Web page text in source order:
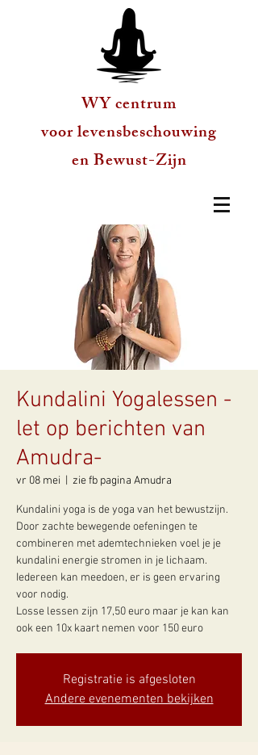
WY centrum
voor levensbeschouwing
en Bewust-Zijn
Kundalini Yogalessen -
let op berichten van
Amudra-
vr 08 mei zie fb pagina Amudra
Kundalini yoga is de yoga van het bewustzijn.
Door zachte bewegende oefeningen te
combineren met ademtechnieken voel je je
kundalini energie stromen in je lichaam.
Iedereen kan meedoen, er is geen ervaring
voor nodig.
Losse lessen zijn 17,50 euro maar je kan kan
ook een 10x kaart nemen voor 150 euro
Registratie is afgesloten
Andere evenementen bekijken